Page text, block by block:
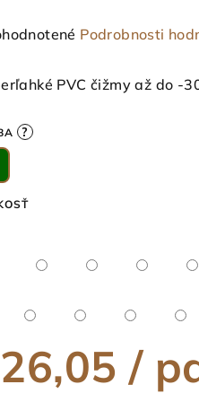
Podrobnosti
PVC čižmy až do -
?
/